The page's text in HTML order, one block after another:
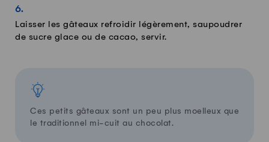
Laisser les gâteaux refroidir légèrement, saupoudrer
de sucre glace ou de cacao, servir.
Ces petits gâteaux sont un peu plus moelleux que
le traditionnel mi-cuit au chocolat.